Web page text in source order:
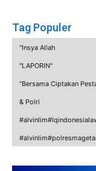
Tag Populer
"Insya Allah
"LAPORIN"
“Bersama Ciptakan
& Polri